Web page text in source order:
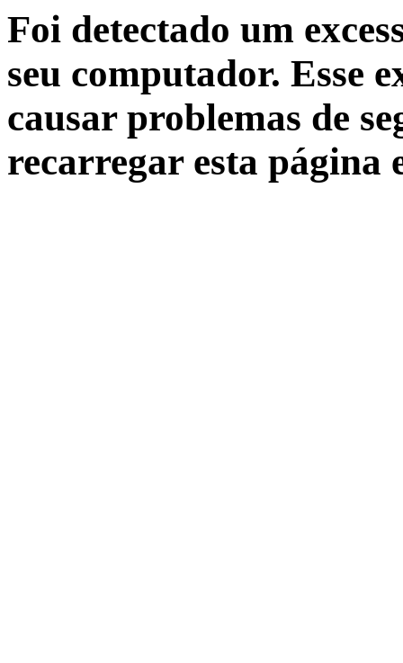
Foi detectado um
seu computador. Esse
causar problemas de
recarregar esta página